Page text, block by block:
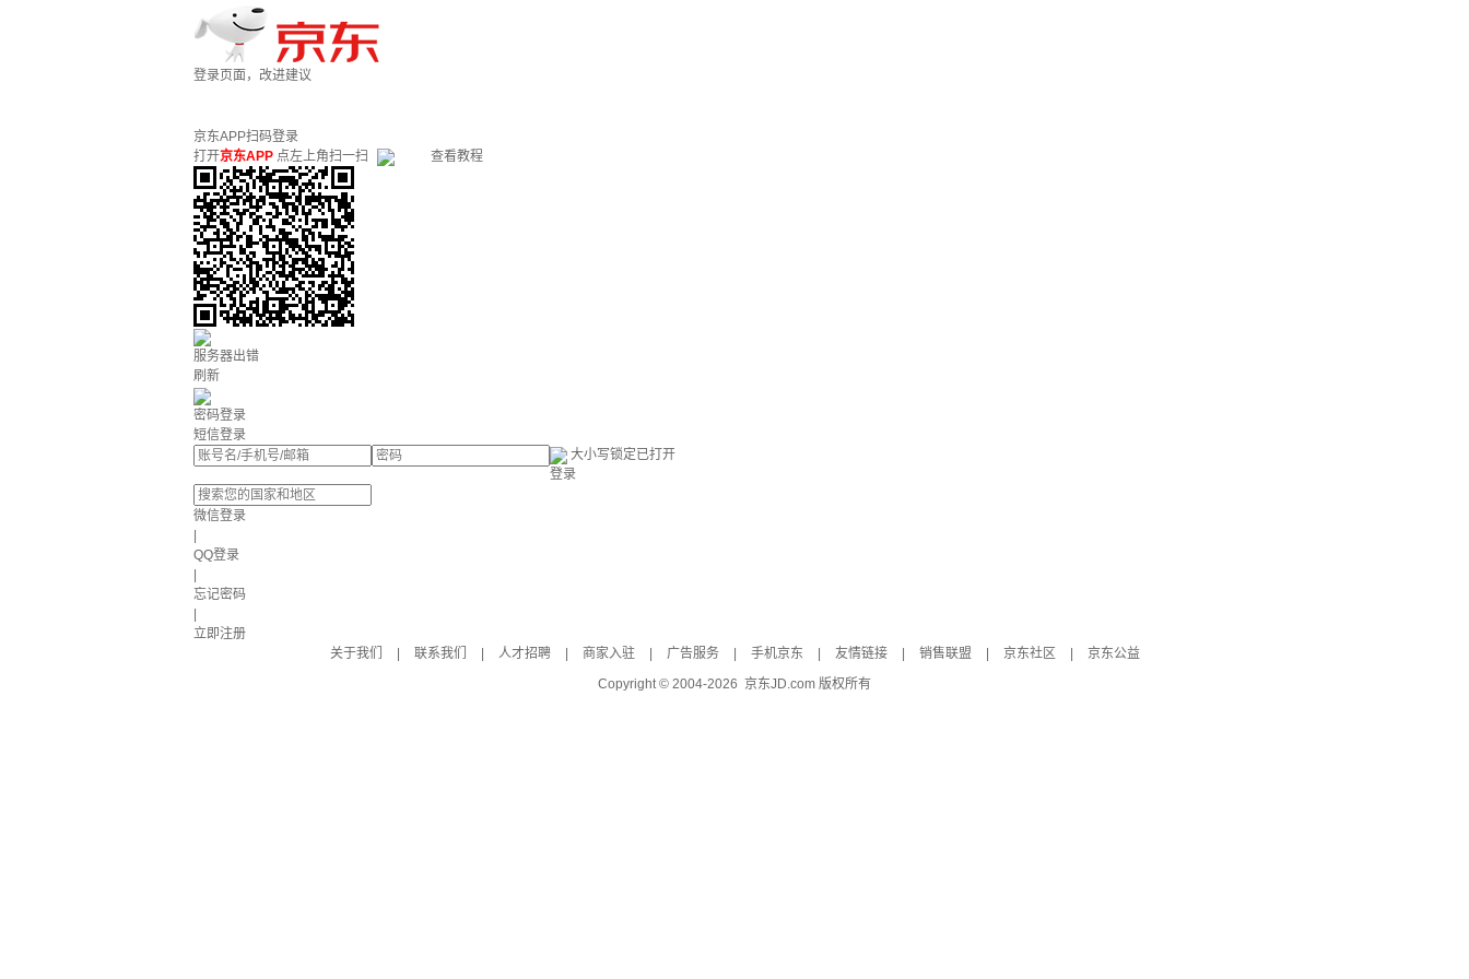
登录页面，改进建议
京东APP扫码登录
打开京东APP 点左上角扫一扫 查看教程
服务器出错
刷新
密码登录
短信登录
大小写锁定已打开
登录
微信登录
QQ登录
忘记密码
立即注册
关于我们
联系我们 人才招聘 商家入驻 广告服务 手机京东 友情链接 销售联盟 京东社区
京东公益
Copyright © 2004-2026 京东JD.com 版权所有